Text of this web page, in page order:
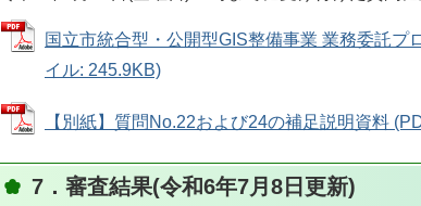
国立市統合型・公開型GIS整備事業 業務委託プ
イル: 245.9KB)
【別紙】質問No.22および24の補足説明資料
7．審査結果(令和6年7月8日更新)